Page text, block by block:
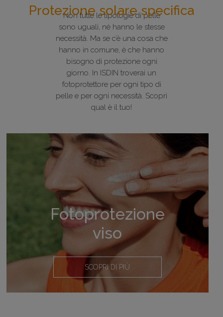
Protezione solare specifica
Non tutte le tipologie di pelle
sono uguali, nè hanno le stesse
necessità. Ma se c’è una cosa che
hanno in comune, è che hanno
bisogno di protezione ogni
giorno. In ISDIN troverai un
fotoprotettore per ogni tipo di
pelle e per ogni necessità. Scopri
qual è il tuo!
Fotoprotezione
viso
SCOPRI DI PIÙ